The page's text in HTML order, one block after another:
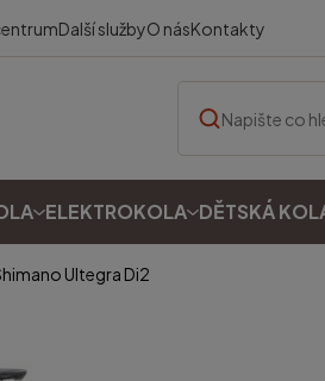
Další službyO násKontakty
ELEKTROKOLA DĚTSKÁ
Ultegra Di2